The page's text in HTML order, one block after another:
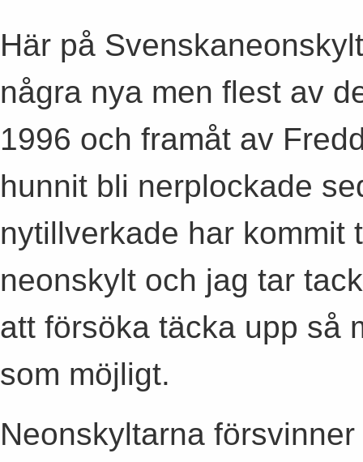
Här på
några nya men flest av
1996 och framåt av
hunnit bli nerplockade
nytillverkade har kommit
neonskylt och jag tar
att försöka täcka upp så
som möjligt.
Neonskyltarna